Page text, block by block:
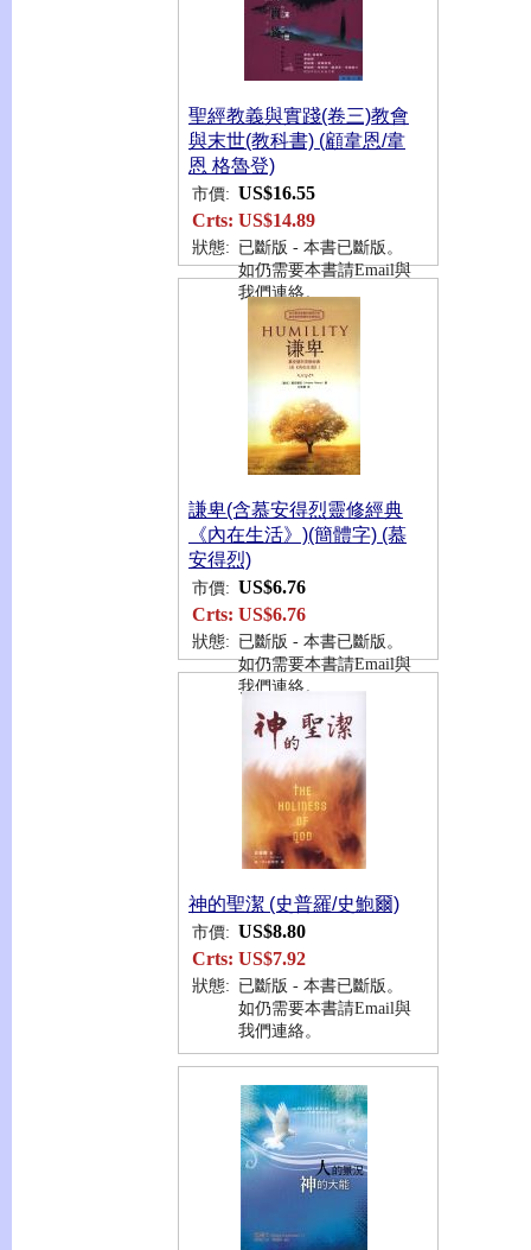
聖經教義與實踐(卷三)教會
與末世(教科書) (顧韋恩/韋
恩 格魯登)
市價: US$16.55
Crts: US$14.89
狀態: 已斷版 - 本書已斷版。
如仍需要本書請Email與
我們連絡。
謙卑(含慕安得烈靈修經典
《內在生活》)(簡體字) (慕
安得烈)
市價: US$6.76
Crts: US$6.76
狀態: 已斷版 - 本書已斷版。
如仍需要本書請Email與
我們連絡。
神的聖潔 (史普羅/史鮑爾)
市價: US$8.80
Crts: US$7.92
狀態: 已斷版 - 本書已斷版。
如仍需要本書請Email與
我們連絡。